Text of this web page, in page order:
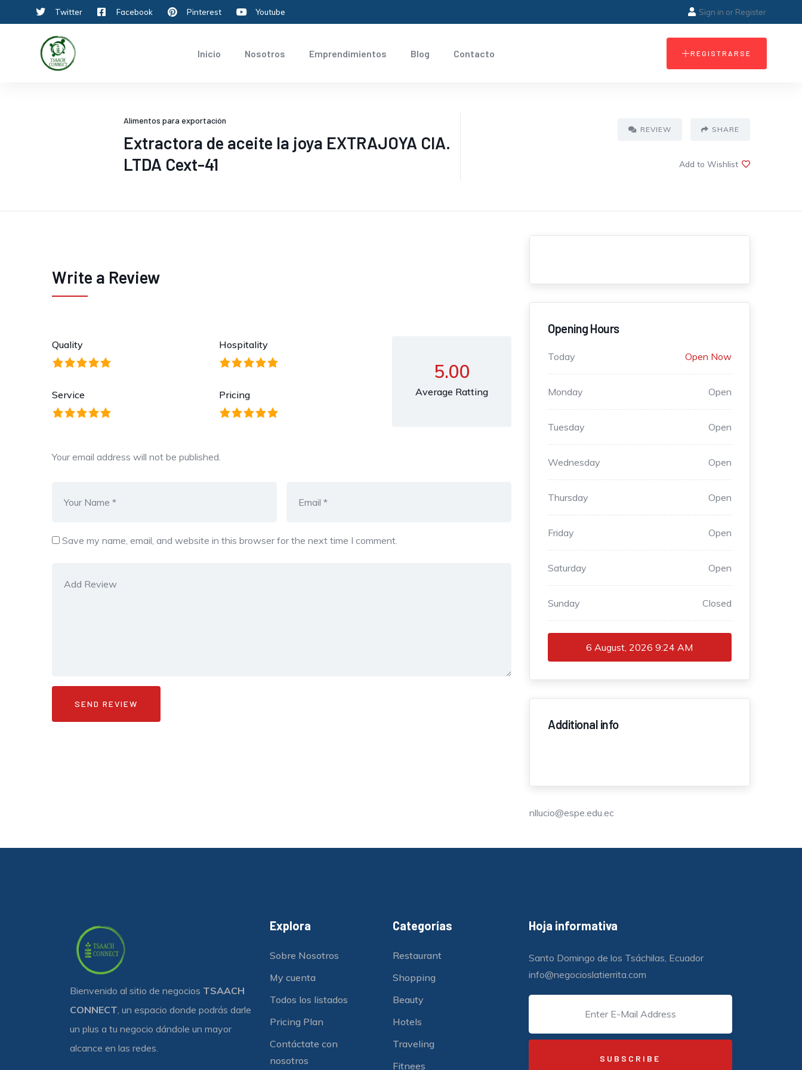
Twitter Facebook Pinterest Youtube Sign in or Register
Inicio Nosotros Emprendimientos Blog Contacto REGISTRARSE
Alimentos para exportación
Extractora de aceite la joya EXTRAJOYA CIA.
LTDA Cext-41
REVIEW SHARE
Add to Wishlist
Write a Review
Quality Hospitality
Service Pricing
5.00
Average Ratting
Your email address will not be published.
Save my name, email, and website in this browser for the next time I comment.
Opening Hours
Today Open Now
Monday Open
Tuesday Open
Wednesday Open
Thursday Open
Friday Open
Saturday Open
Sunday Closed
6 August, 2026 9:24 AM
Additional info
nllucio@espe.edu.ec
Bienvenido al sitio de negocios TSAACH
CONNECT, un espacio donde podrás darle
un plus a tu negocio dándole un mayor
alcance en las redes.
Explora
Sobre Nosotros
My cuenta
Todos los listados
Pricing Plan
Contáctate con
nosotros
Categorías
Restaurant
Shopping
Beauty
Hotels
Traveling
Fitnees
Hoja informativa
Santo Domingo de los Tsáchilas, Ecuador
info@negocioslatierrita.com